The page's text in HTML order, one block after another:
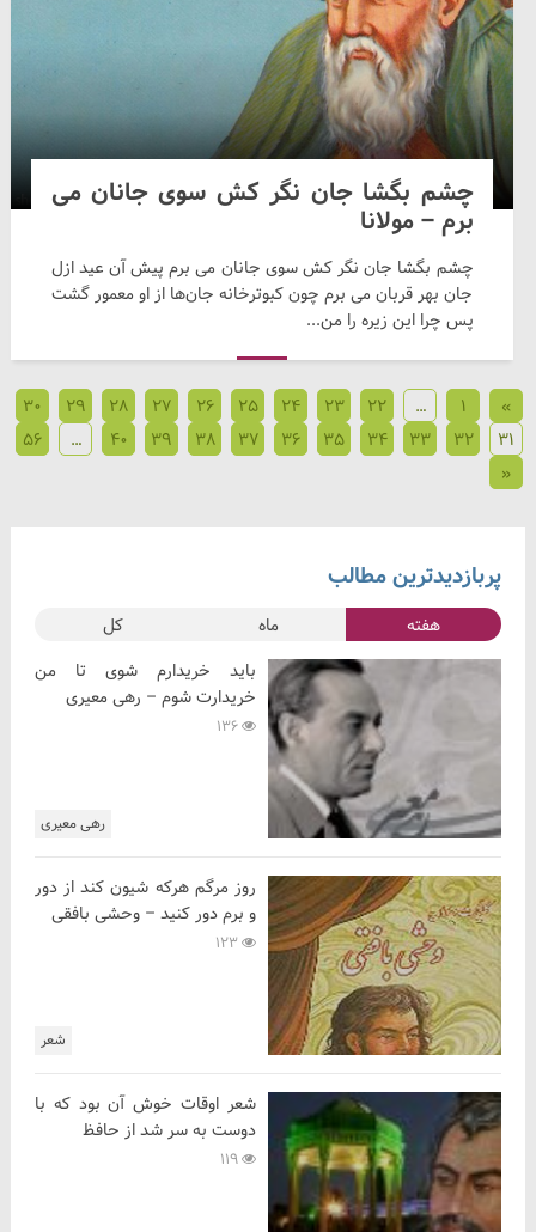
چشم بگشا جان نگر کش سوی جانان می
برم – مولانا
چشم بگشا جان نگر کش سوی جانان می برم پیش آن عید ازل
جان بهر قربان می برم چون کبوترخانه جان‌ها از او معمور گشت
پس چرا این زیره را من...
»
1
…
22
23
24
25
26
27
28
29
30
31
32
33
34
35
36
37
38
39
40
…
56
«
پربازدیدترین مطالب
هفته ماه کل
رهی معیری
باید خریدارم شوی تا من
خریدارت شوم – رهی معیری
شعر
روز مرگم هرکه شیون کند از دور
و برم دور کنید – وحشی بافقی
شعر اوقات خوش آن بود که با
دوست به سر شد از حافظ